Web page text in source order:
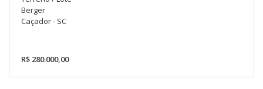
Berger
Caçador - SC
R$ 280.000,00